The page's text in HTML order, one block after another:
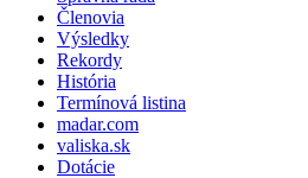
Členovia
Výsledky
Rekordy
História
Termínová listina
madar.com
valiska.sk
Dotácie